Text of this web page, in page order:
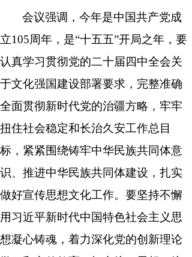
会议强调，今年是中国共产党成
立105周年，是“十五五”开局之年，要
认真学习贯彻党的二十届四中全会关
于文化强国建设部署要求，完整准确
全面贯彻新时代党的治疆方略，牢牢
扭住社会稳定和长治久安工作总目
标，紧紧围绕铸牢中华民族共同体意
识、推进中华民族共同体建设，扎实
做好宣传思想文化工作。要坚持不懈
用习近平新时代中国特色社会主义思
想凝心铸魂，着力深化党的创新理论